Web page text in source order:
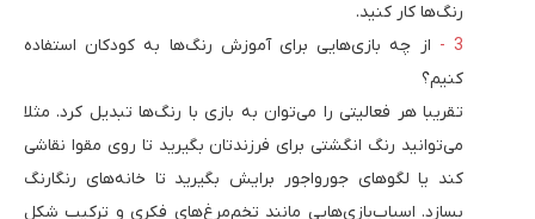
رنگ‌ها کار کنید.
از چه بازی‌هایی برای آموزش رنگ‌ها به کودکان استفاده
کنیم؟
تقریبا هر فعالیتی را می‌توان به بازی با رنگ‌ها تبدیل کرد. مثلا
می‌توانید رنگ انگشتی برای فرزندتان بگیرید تا روی مقوا نقاشی
کند یا لگوهای جورواجور برایش بگیرید تا خانه‌های رنگارنگ
بسازد. اسباب‌بازی‌هایی مانند تخم‌مرغ‌های فکری و ترکیب شکل